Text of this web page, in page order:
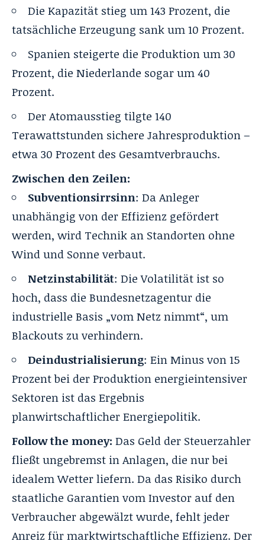
Die Kapazität stieg um 143 Prozent, die
tatsächliche Erzeugung sank um 10 Prozent.
Spanien steigerte die Produktion um 30
Prozent, die Niederlande sogar um 40
Prozent.
Der Atomausstieg tilgte 140
Terawattstunden sichere Jahresproduktion –
etwa 30 Prozent des Gesamtverbrauchs.
Zwischen den Zeilen:
Subventionsirrsinn: Da Anleger
unabhängig von der Effizienz gefördert
werden, wird Technik an Standorten ohne
Wind und Sonne verbaut.
Netzinstabilität: Die Volatilität ist so
hoch, dass die Bundesnetzagentur die
industrielle Basis „vom Netz nimmt“, um
Blackouts zu verhindern.
Deindustrialisierung: Ein Minus von 15
Prozent bei der Produktion energieintensiver
Sektoren ist das Ergebnis
planwirtschaftlicher Energiepolitik.
Follow the money: Das Geld der Steuerzahler
fließt ungebremst in Anlagen, die nur bei
idealem Wetter liefern. Da das Risiko durch
staatliche Garantien vom Investor auf den
Verbraucher abgewälzt wurde, fehlt jeder
Anreiz für marktwirtschaftliche Effizienz. Der